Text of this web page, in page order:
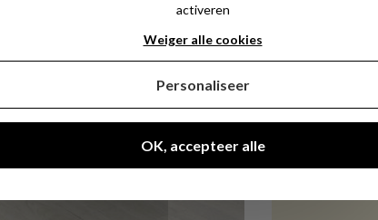
activeren
OK, accepteer alle
Weiger alle cookies
Personaliseer